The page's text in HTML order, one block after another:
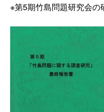
※第5期竹島問題研究会